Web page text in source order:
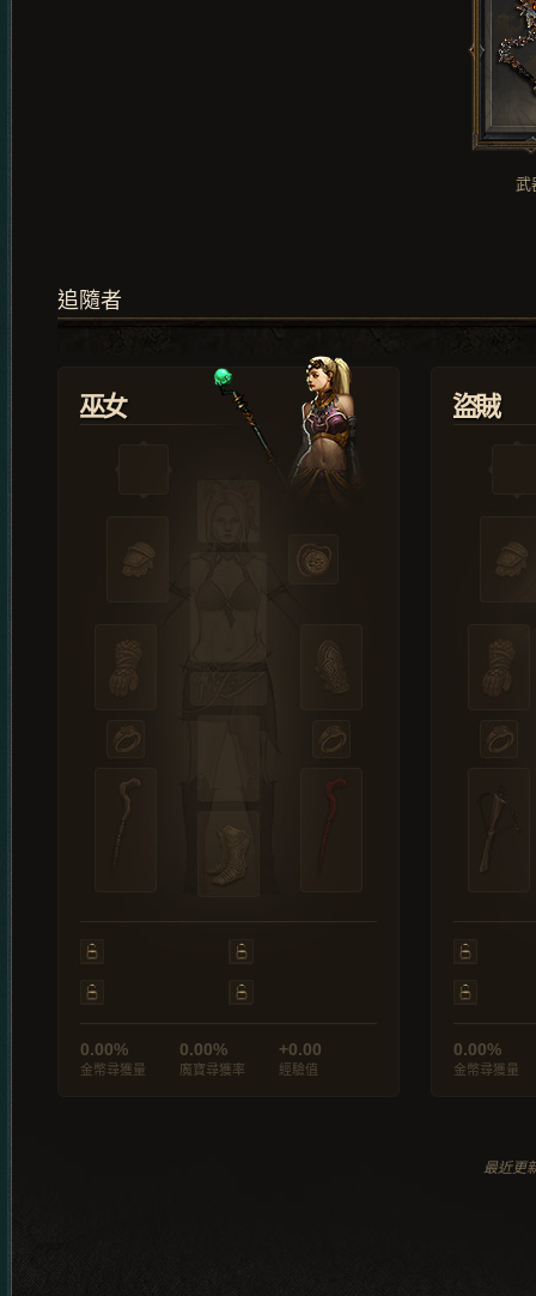
武
追隨者
巫女
0.00%
金幣尋獲量
0.00%
魔寶尋獲率
+0.00
經驗值
盜賊
0.00%
金幣尋獲量
最近更